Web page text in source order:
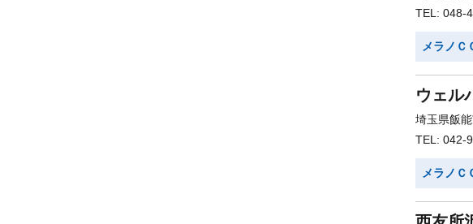
TEL: 048-
メラノ
ウェル
埼玉県飯
TEL: 042-
メラノ